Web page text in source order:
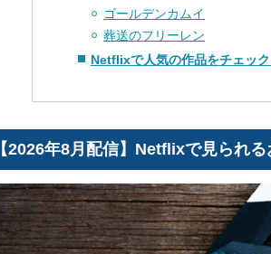
ゴールデンカムイ
葬送のフリーレン
Netflixで人気の作品をチェック
【2026年8月配信】Netflixで見られ